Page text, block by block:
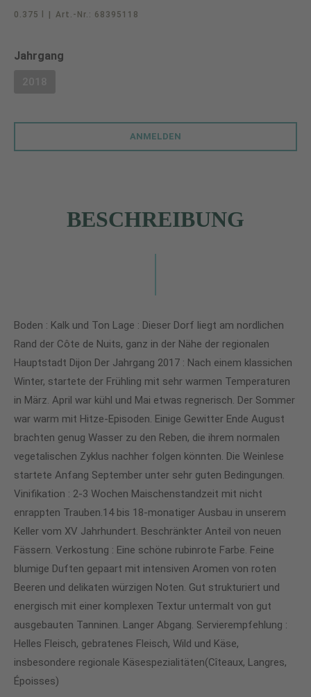
0.375 l Art.-Nr.: 68395118
Jahrgang
ANMELDEN
BESCHREIBUNG
Boden : Kalk und Ton Lage : Dieser Dorf liegt am nordlichen
Rand der Côte de Nuits, ganz in der Nähe der regionalen
Hauptstadt Dijon Der Jahrgang 2017 : Nach einem klassichen
Winter, startete der Frühling mit sehr warmen Temperaturen
in März. April war kühl und Mai etwas regnerisch. Der Sommer
war warm mit Hitze-Episoden. Einige Gewitter Ende August
brachten genug Wasser zu den Reben, die ihrem normalen
vegetalischen Zyklus nachher folgen könnten. Die Weinlese
startete Anfang September unter sehr guten Bedingungen.
Vinifikation : 2-3 Wochen Maischenstandzeit mit nicht
enrappten Trauben.14 bis 18-monatiger Ausbau in unserem
Keller vom XV Jahrhundert. Beschränkter Anteil von neuen
Fässern. Verkostung : Eine schöne rubinrote Farbe. Feine
blumige Duften gepaart mit intensiven Aromen von roten
Beeren und delikaten würzigen Noten. Gut strukturiert und
energisch mit einer komplexen Textur untermalt von gut
ausgebauten Tanninen. Langer Abgang. Servierempfehlung :
Helles Fleisch, gebratenes Fleisch, Wild und Käse,
insbesondere regionale Käsespezialitäten(Cîteaux, Langres,
Époisses)